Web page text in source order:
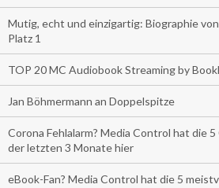
Mutig, echt und einzigartig: Biographie
Platz 1
TOP 20 MC Audiobook Streaming by
Jan Böhmermann an Doppelspitze
Corona Fehlalarm? Media Control hat die
der letzten 3 Monate hier
eBook-Fan? Media Control hat die 5